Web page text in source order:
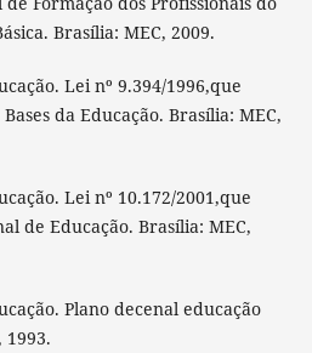
Brasília: MEC, 2009.
Lei nº 9.394/1996,que
da Educação. Brasília: MEC,
Lei nº 10.172/2001,que
de Educação. Brasília: MEC,
Plano decenal educação
1993.